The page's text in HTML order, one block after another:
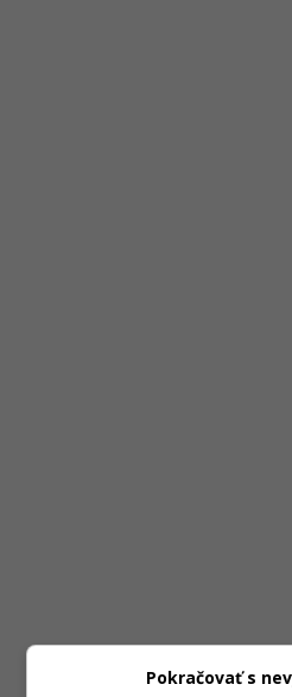
Pokračovať s